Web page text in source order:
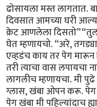
ढोसायला मस्त लागतात.
दिवसात आमच्या घरी
क्रेट आणलेला दिसतो”
घेत म्हणायचो. “अरे,
एव्हडंच काय तर पेग मारून
तरी त्याचा वास लपायचा
लागलीच म्हणायचा. मी
ग्लास, खंबा ओपन करू. पेग
पेग खंबा मी पहिल्यांदाच